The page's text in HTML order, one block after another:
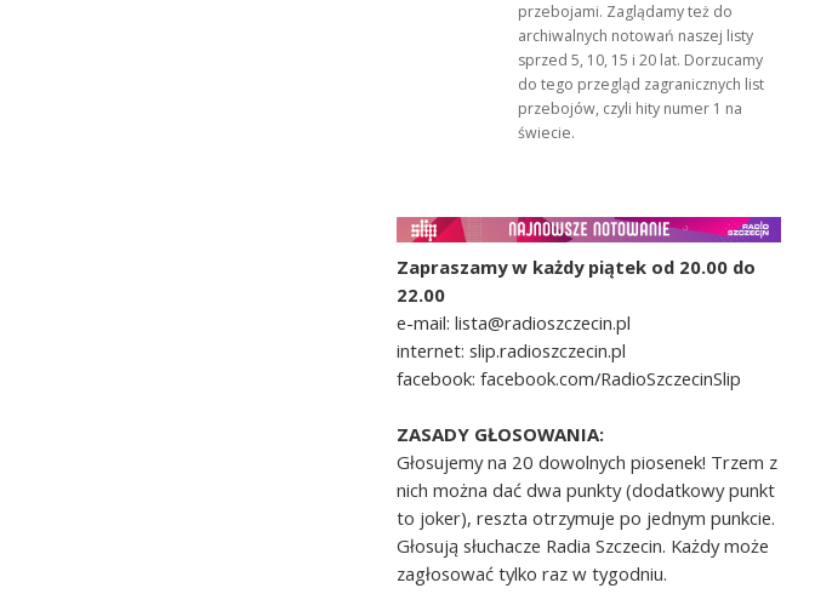
przebojami. Zaglądamy też do
archiwalnych notowań naszej listy
sprzed 5, 10, 15 i 20 lat. Dorzucamy
do tego przegląd zagranicznych list
przebojów, czyli hity numer 1 na
świecie.
Zapraszamy w każdy piątek od 20.00 do
22.00
e-mail: lista@radioszczecin.pl
internet: slip.radioszczecin.pl
facebook: facebook.com/RadioSzczecinSlip
ZASADY GŁOSOWANIA:
Głosujemy na 20 dowolnych piosenek! Trzem z
nich można dać dwa punkty (dodatkowy punkt
to joker), reszta otrzymuje po jednym punkcie.
Głosują słuchacze Radia Szczecin. Każdy może
zagłosować tylko raz w tygodniu.